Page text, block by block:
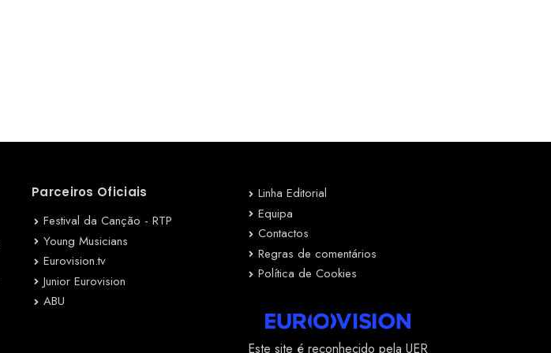
Parceiros Oficiais
Festival da Canção - RTP
Young Musicians
Eurovision.tv
Junior Eurovision
ABU
Linha Editorial
Equipa
Contactos
Regras de comentários
Política de Cookies
Este site é reconhecido pela UER